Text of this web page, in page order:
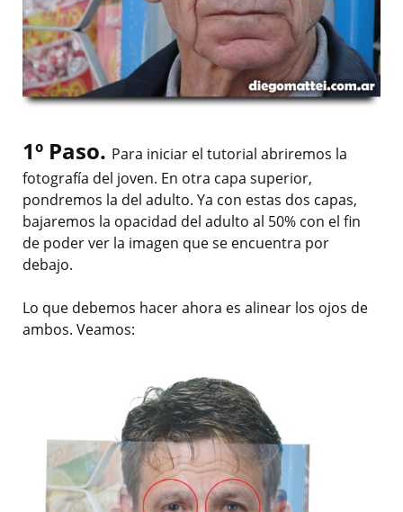
1º Paso. Para iniciar el tutorial abriremos la
fotografía del joven. En otra capa superior,
pondremos la del adulto. Ya con estas dos capas,
bajaremos la opacidad del adulto al 50% con el fin
de poder ver la imagen que se encuentra por
debajo.
Lo que debemos hacer ahora es alinear los ojos de
ambos. Veamos: